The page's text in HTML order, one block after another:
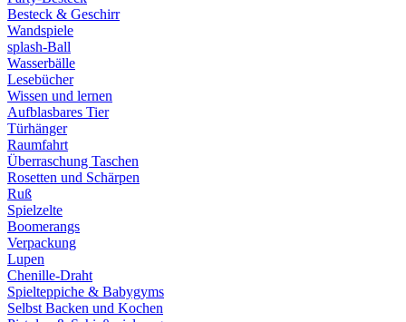
Besteck & Geschirr
Wandspiele
splash-Ball
Wasserbälle
Lesebücher
Wissen und lernen
Aufblasbares Tier
Türhänger
Raumfahrt
Überraschung Taschen
Rosetten und Schärpen
Ruß
Spielzelte
Boomerangs
Verpackung
Lupen
Chenille-Draht
Spielteppiche & Babygyms
Selbst Backen und Kochen